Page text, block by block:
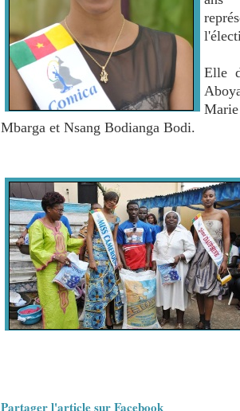
Elle
Mbarga et Nsang Bodianga Bodi.
Partager l'article sur Facebook